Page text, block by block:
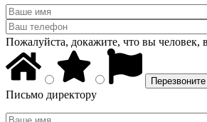
Пожалуйста, докажите, что вы человек,
Письмо директору